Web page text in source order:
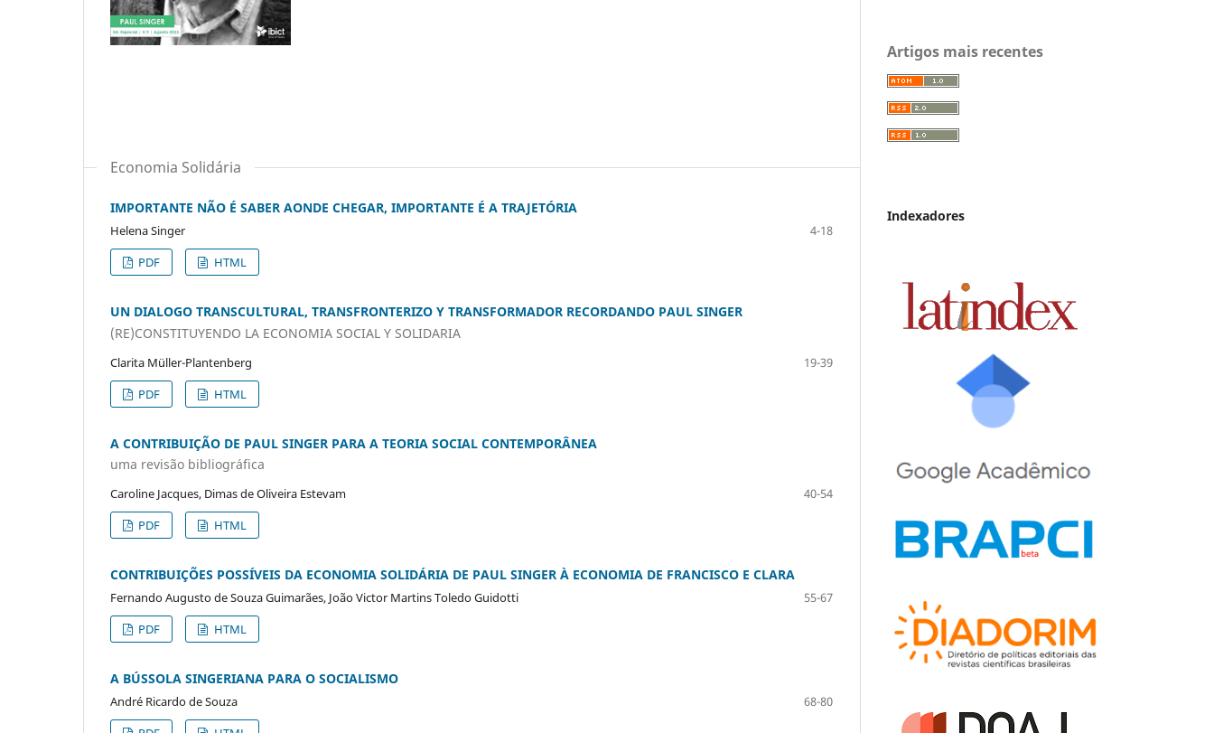
Economia Solidária
IMPORTANTE NÃO É SABER AONDE CHEGAR, IMPORTANTE É A TRAJETÓRIA
Helena Singer
4-18
PDF
HTML
UN DIALOGO TRANSCULTURAL, TRANSFRONTERIZO Y TRANSFORMADOR RECORDANDO PAUL SINGER
(RE)CONSTITUYENDO LA ECONOMIA SOCIAL Y SOLIDARIA
Clarita Müller-Plantenberg
19-39
PDF
HTML
A CONTRIBUIÇÃO DE PAUL SINGER PARA A TEORIA SOCIAL CONTEMPORÂNEA
uma revisão bibliográfica
Caroline Jacques, Dimas de Oliveira Estevam
40-54
PDF
HTML
CONTRIBUIÇÕES POSSÍVEIS DA ECONOMIA SOLIDÁRIA DE PAUL SINGER À ECONOMIA DE FRANCISCO E CLARA
Fernando Augusto de Souza Guimarães, João Victor Martins Toledo Guidotti
55-67
PDF
HTML
A BÚSSOLA SINGERIANA PARA O SOCIALISMO
André Ricardo de Souza
68-80
Artigos mais recentes
Indexadores